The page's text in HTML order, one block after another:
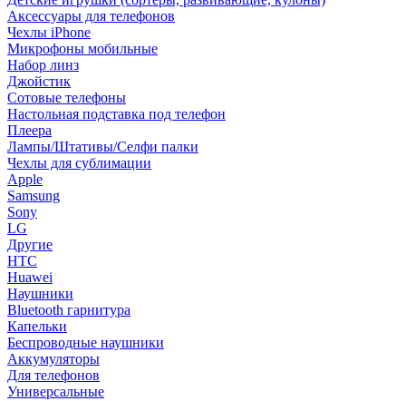
Аксессуары для телефонов
Чехлы iPhone
Микрофоны мобильные
Набор линз
Джойстик
Сотовые телефоны
Настольная подставка под телефон
Плеера
Лампы/Штативы/Селфи палки
Чехлы для сублимации
Apple
Samsung
Sony
LG
Другие
HTC
Huawei
Наушники
Bluetooth гарнитура
Капельки
Беспроводные наушники
Аккумуляторы
Для телефонов
Универсальные